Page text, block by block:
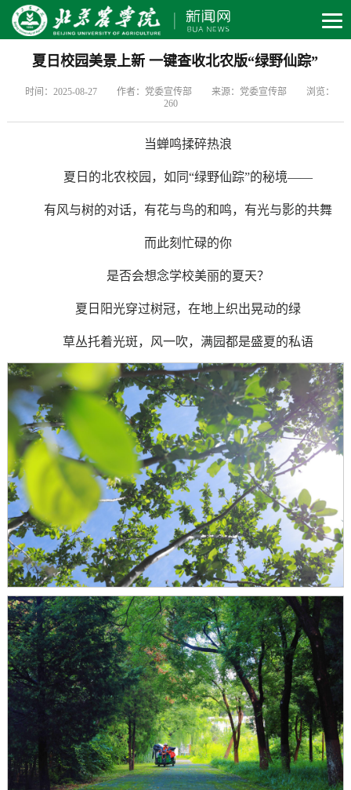
夏日校园美景上新 一键查收北农版“绿野仙踪”
时间：2025-08-27 作者：党委宣传部 来源：党委宣传部
浏览：
260
当蝉鸣揉碎热浪
夏日的北农校园，如同“绿野仙踪”的秘境——
有风与树的对话，有花与鸟的和鸣，有光与影的共舞
而此刻忙碌的你
是否会想念学校美丽的夏天？
夏日阳光穿过树冠，在地上织出晃动的绿
草丛托着光斑，风一吹，满园都是盛夏的私语